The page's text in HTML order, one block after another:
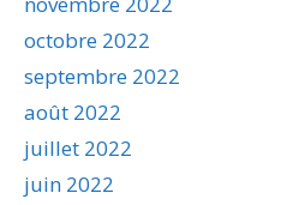
octobre 2022
septembre 2022
août 2022
juillet 2022
juin 2022